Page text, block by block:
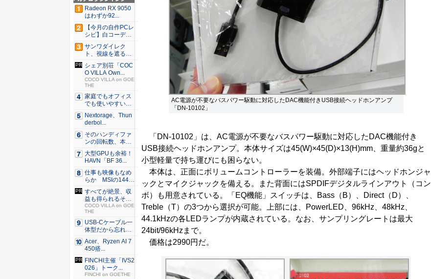
AC電源が不要なバスパワー駆動に対応したDAC機能付きUSB接続ヘッドホンアンプ
「DN-10102」
「DN-10102」は、AC電源が不要なバスパワー駆動に対応したDAC機能付き
USB接続ヘッドホンアンプ。本体サイズは45(W)×45(D)×13(H)mm、重量約36gと
小型軽量で持ち運びにも困らない。
本体は、正面にボリュームコントローラーを装備。外部端子にはヘッドホンジャ
ックとマイクジャックを備える。また背面にはSPDIFデジタルラインアウト（コン
ボ）も用意されている。「EQ機能」スイッチは、Bass（B）、Direct（D）、
Treble（T）の3つから選択が可能。上部には、PowerLED、96kHz、48kHz、
44.1kHzの各LEDランプが内蔵されている。なお、サンプリングレートは最大
24bit/96kHzまで。
価格は2990円だ。
Radeon RX 9050
はわずか92...
【今月の自作PCレ
シピ】白コーデと
発光が...
サンワダイレク
ト、視線を遮るフ
ェルト製デ...
シェア別荘「COC
O VILLA Own...
COCO VILLA on GOE
THE
家庭でもオフィス
でも使いやすい
Syno...
Nextorage、Thun
derbol...
そのハンディファ
ンの回転数、本
当？ 20...
大型GPUも余裕！
HAVN「BF 36...
仕事も映像もなめ
らか MSIの144H
z...
すべてが絶景、収
益も得られるその
仕組みと...
COCO VILLA on GOE
THE
USB-Cケーブル一
体型だから忘れな
い！...
Acer、Ryzen AI 7
450搭...
FINCHI主催「IVS2
026」トーク...
FINCHI on GOETHE